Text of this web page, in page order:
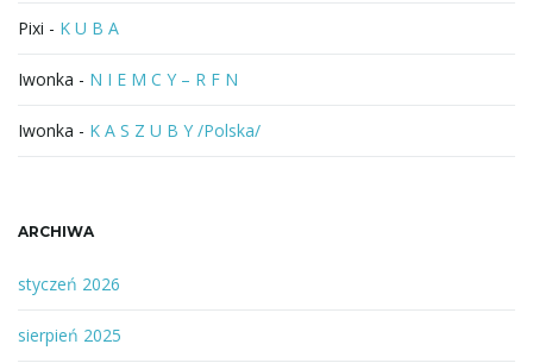
Pixi - K U B A
Iwonka - N I E M C Y – R F N
Iwonka - K A S Z U B Y /Polska/
ARCHIWA
styczeń 2026
sierpień 2025